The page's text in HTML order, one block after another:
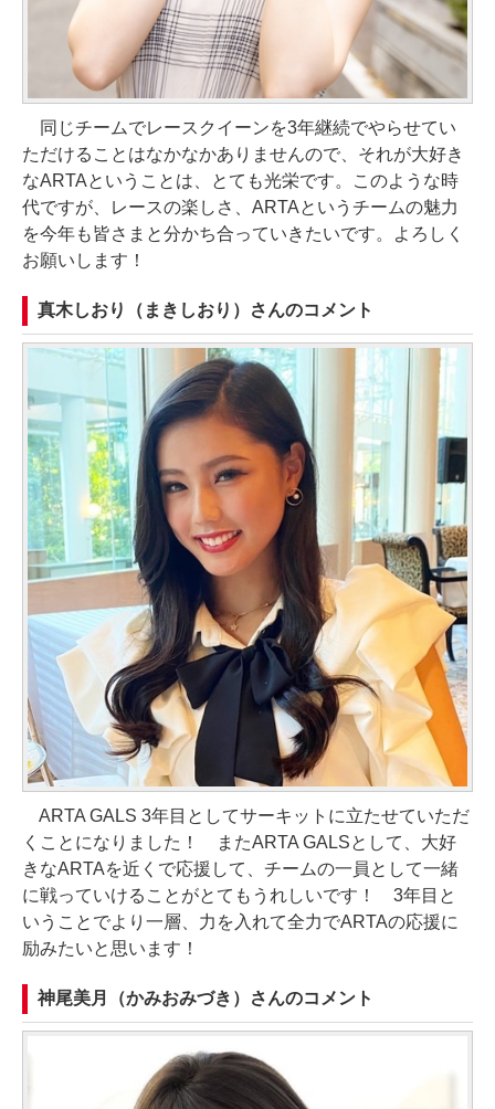
同じチームでレースクイーンを3年継続でやらせてい
ただけることはなかなかありませんので、それが大好き
なARTAということは、とても光栄です。このような時
代ですが、レースの楽しさ、ARTAというチームの魅力
を今年も皆さまと分かち合っていきたいです。よろしく
お願いします！
真木しおり（まきしおり）さんのコメント
ARTA GALS 3年目としてサーキットに立たせていただ
くことになりました！ またARTA GALSとして、大好
きなARTAを近くで応援して、チームの一員として一緒
に戦っていけることがとてもうれしいです！ 3年目と
いうことでより一層、力を入れて全力でARTAの応援に
励みたいと思います！
神尾美月（かみおみづき）さんのコメント